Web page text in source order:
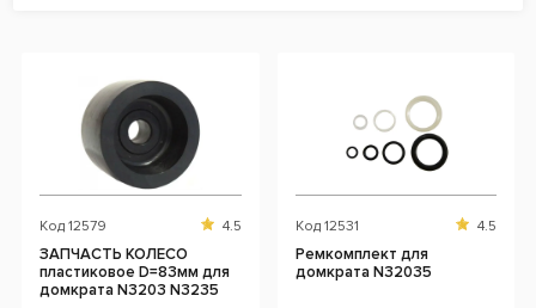
Код 12579 4.5
ЗАПЧАСТЬ КОЛЕСО
пластиковое D=83мм для
домкрата N3203 N3235
Код 12531 4.5
Ремкомплект для
домкрата N32035